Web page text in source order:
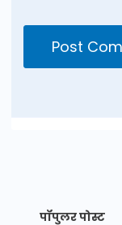
पॉपुलर पोस्ट